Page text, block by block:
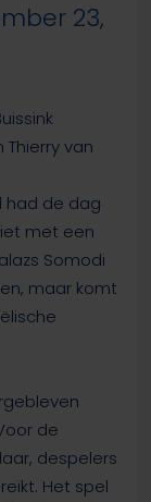
23,
van
had de dag
met een
Somodi
maar komt
de
despelers
Het spel